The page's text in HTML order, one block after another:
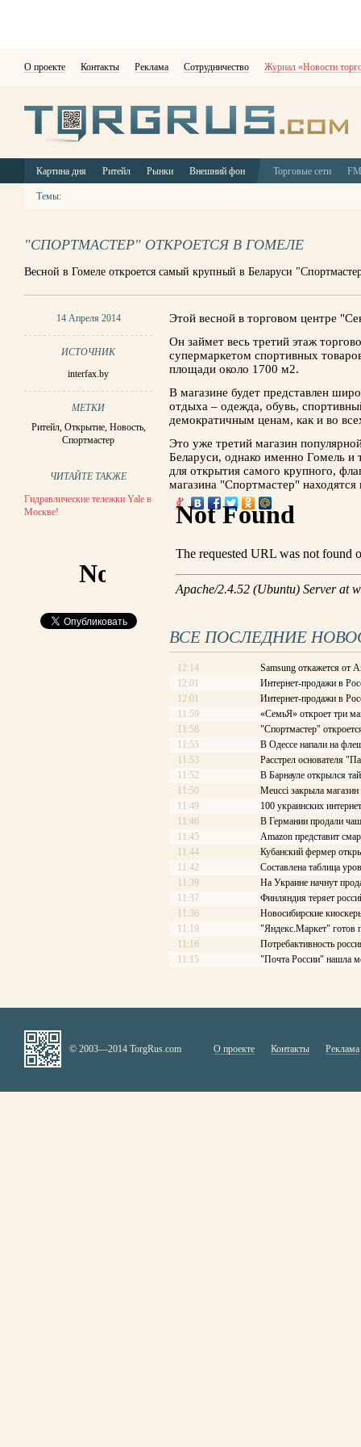
О проекте Контакты Реклама Сотрудничество Журнал «Новости
Картина дня Ритейл Рынки Внешний фон Торговые сети
Темы:
"СПОРТМАСТЕР" ОТКРОЕТСЯ В ГОМЕЛЕ
Весной в Гомеле откроется самый крупный в Беларуси
14 Апреля 2014
ИСТОЧНИК
interfax.by
МЕТКИ
Ритейл, Открытие, Новость,
Спортмастер
ЧИТАЙТЕ ТАКЖЕ
Гидравлические тележки Yale в
Москве!
Этой весной в торговом центре
Он займет весь третий этаж
супермаркетом спортивных
площади около 1700 м2.
В магазине будет представлен
отдыха – одежда, обувь,
демократичным ценам, как и во
Это уже третий магазин
Беларуси, однако именно Гомель
для открытия самого крупного,
магазина "Спортмастер"
ВСЕ ПОСЛЕДНИЕ
12:14
Samsung откажется от
12:01
Интернет-продажи в
12:01
Интернет-продажи в
11:59
«СемьЯ» откроет три
11:58
"Спортмастер"
11:55
В Одессе напали на
11:53
Расстрел основателя
11:52
В Барнауле открылся
11:50
Meucci закрыла
11:49
100 украинских
11:46
В Германии продали
11:45
Amazon представит
11:44
Кубанский фермер
11:42
Составлена таблица
11:39
На Украине начнут
11:37
Финляндия теряет
11:36
Новосибирские
11:19
"Яндекс.Маркет" готов
11:16
Потребактивность
11:15
"Почта России" нашла
© 2003—2014 TorgRus.com О проекте Контакты Реклама